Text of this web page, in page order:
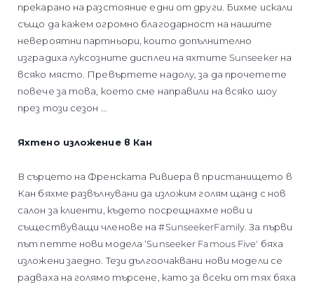
прекарано на разстояние едни от други. Бихме искали
също да кажем огромно благодарност на нашите
невероятни партньори, които допълнително
изградиха луксозните дисплеи на яхтите Sunseeker на
всяко място. Превъртете надолу, за да прочетете
повече за това, което сме направили на всяко шоу
през този сезон ...
Яхтено изложение в Кан
В сърцето на Френската Ривиера в пристанището в
Кан бяхме развълнувани да изложим голям щанд с нов
салон за клиенти, където посрещнахме нови и
съществуващи членове на #SunseekerFamily. За първи
път петте нови модела ‘Sunseeker Famous Five' бяха
изложени заедно. Тези дългоочаквани нови модели се
радваха на голямо търсене, като за всеки от тях бяха